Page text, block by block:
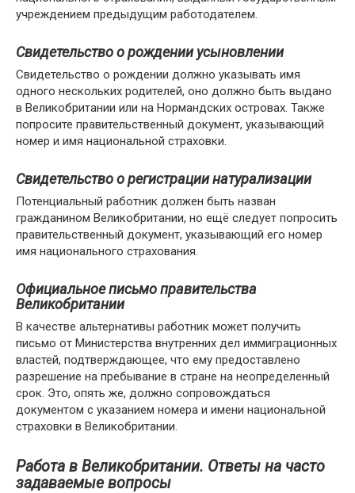
учреждением предыдущим работодателем.
Свидетельство о рождении усыновлении
Свидетельство о рождении должно указывать имя
одного нескольких родителей, оно должно быть выдано
в Великобритании или на Нормандских островах. Также
попросите правительственный документ, указывающий
номер и имя национальной страховки.
Свидетельство о регистрации натурализации
Потенциальный работник должен быть назван
гражданином Великобритании, но ещё следует попросить
правительственный документ, указывающий его номер
имя национального страхования.
Официальное письмо правительства
Великобритании
В качестве альтернативы работник может получить
письмо от Министерства внутренних дел иммиграционных
властей, подтверждающее, что ему предоставлено
разрешение на пребывание в стране на неопределенный
срок. Это, опять же, должно сопровождаться
документом с указанием номера и имени национальной
страховки в Великобритании.
Работа в Великобритании. Ответы на часто
задаваемые вопросы